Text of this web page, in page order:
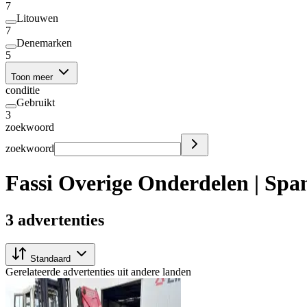
7
Litouwen
7
Denemarken
5
Toon meer
conditie
Gebruikt
3
zoekwoord
zoekwoord
Fassi Overige Onderdelen |
3 advertenties
Standaard
Gerelateerde advertenties uit andere landen